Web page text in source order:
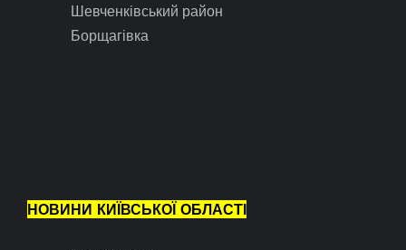
Шевченківський район
Борщагівка
НОВИНИ КИЇВСЬКОЇ ОБЛАСТІ